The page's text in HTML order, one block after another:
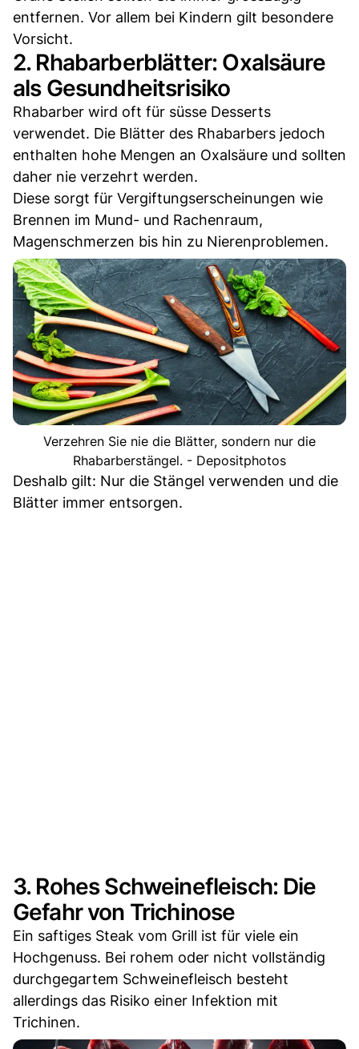
entfernen. Vor allem bei Kindern gilt besondere
Vorsicht.
2. Rhabarberblätter: Oxalsäure
als Gesundheitsrisiko
Rhabarber wird oft für süsse Desserts
verwendet. Die Blätter des Rhabarbers jedoch
enthalten hohe Mengen an Oxalsäure und sollten
daher nie verzehrt werden.
Diese sorgt für Vergiftungserscheinungen wie
Brennen im Mund- und Rachenraum,
Magenschmerzen bis hin zu Nierenproblemen.
Verzehren Sie nie die Blätter, sondern nur die
Rhabarberstängel. - Depositphotos
Deshalb gilt: Nur die Stängel verwenden und die
Blätter immer entsorgen.
3. Rohes Schweinefleisch: Die
Gefahr von Trichinose
Ein saftiges Steak vom Grill ist für viele ein
Hochgenuss. Bei rohem oder nicht vollständig
durchgegartem Schweinefleisch besteht
allerdings das Risiko einer Infektion mit
Trichinen.